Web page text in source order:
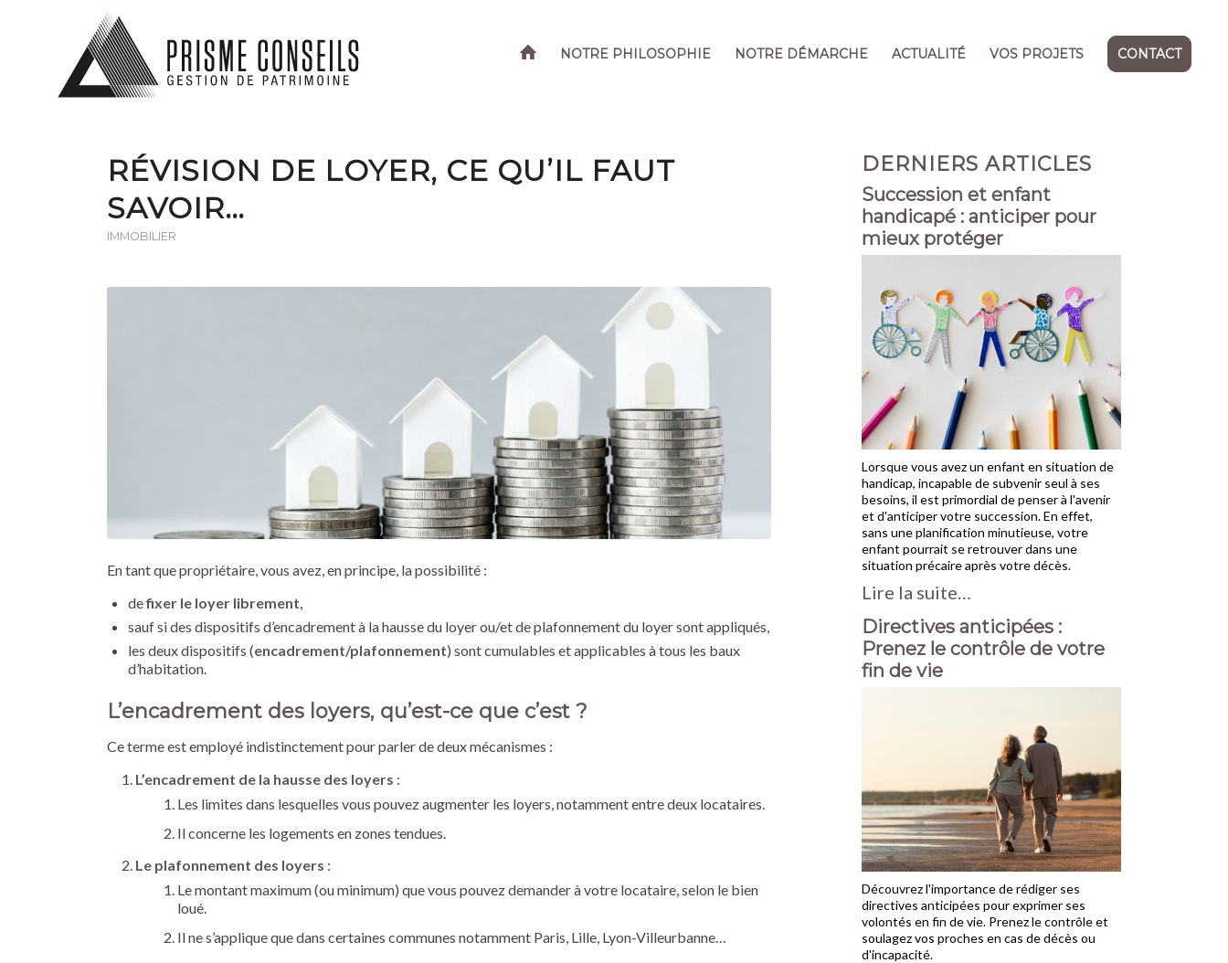
NOTRE PHILOSOPHIE NOTRE DÉMARCHE ACTUALITÉ VOS PROJETS CONTACT
RÉVISION DE LOYER, CE QU’IL FAUT
SAVOIR…
IMMOBILIER
En tant que propriétaire, vous avez, en principe, la possibilité :
defixer le loyer librement,
sauf si des dispositifs d’encadrement à la hausse du loyer ou/et de plafonnement du loyer sont appliqués,
les deux dispositifs (encadrement/plafonnement) sont cumulables et applicables à tous les baux
d’habitation.
L’encadrement des loyers, qu’est-ce que c’est ?
Ce terme est employé indistinctement pour parler de deux mécanismes :
L’encadrement de la hausse des loyers :
Les limites dans lesquelles vous pouvez augmenter les loyers, notamment entre deux locataires.
Il concerne les logements en zones tendues.
Le plafonnement des loyers :
Le montant maximum (ou minimum) que vous pouvez demander à votre locataire, selon le bien
loué.
Il ne s’applique que dans certaines communes notamment Paris, Lille, Lyon-Villeurbanne…
DERNIERS ARTICLES
Succession et enfant
handicapé : anticiper pour
mieux protéger
Lorsque vous avez un enfant en situation de
handicap, incapable de subvenir seul à ses
besoins, il est primordial de penser à l'avenir
et d'anticiper votre succession. En effet,
sans une planification minutieuse, votre
enfant pourrait se retrouver dans une
situation précaire après votre décès.
Lire la suite…
Directives anticipées :
Prenez le contrôle de votre
fin de vie
Découvrez l'importance de rédiger ses
directives anticipées pour exprimer ses
volontés en fin de vie. Prenez le contrôle et
soulagez vos proches en cas de décès ou
d'incapacité.